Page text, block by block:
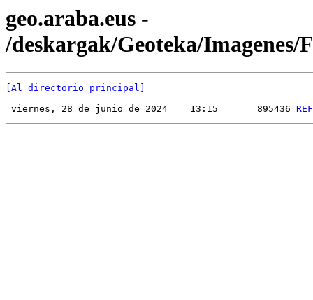
geo.araba.eus -
/deskargak/Geoteka/Imagenes/
[Al directorio principal]
viernes, 28 de junio de 2024    13:15       895436